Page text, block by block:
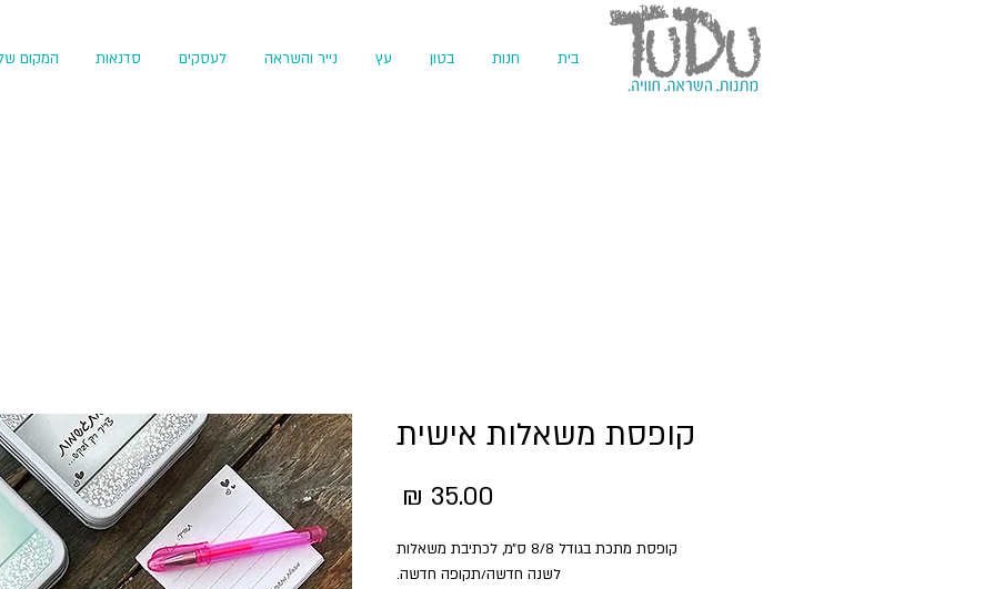
בית חנות בטון עץ נייר והשראה לעסקים סדנאות המקום
קופסת משאלות אישית
מחיר
קופסת מתכת בגודל 8/8 ס״מ, לכתיבת משאלות
לשנה חדשה/תקופה חדשה.